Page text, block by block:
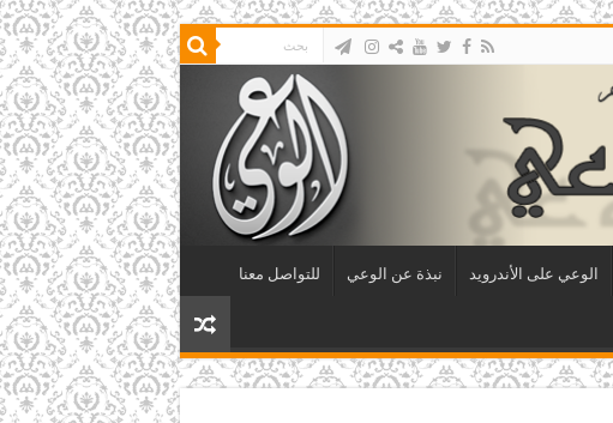
الوعي على الأندرويد نبذة عن الوعي للتواصل معنا